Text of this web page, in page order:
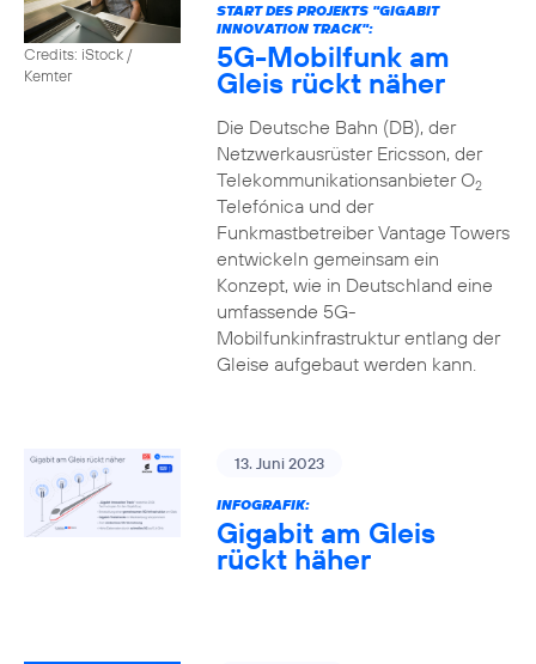
Credits: iStock /
Kemter
START DES PROJEKTS "GIGABIT
INNOVATION TRACK":
5G-Mobilfunk am
Gleis rückt näher
Die Deutsche Bahn (DB), der
Netzwerkausrüster Ericsson, der
Telekommunikationsanbieter O2
Telefónica und der
Funkmastbetreiber Vantage Towers
entwickeln gemeinsam ein
Konzept, wie in Deutschland eine
umfassende 5G-
Mobilfunkinfrastruktur entlang der
Gleise aufgebaut werden kann.
13. Juni 2023
INFOGRAFIK:
Gigabit am Gleis
rückt häher